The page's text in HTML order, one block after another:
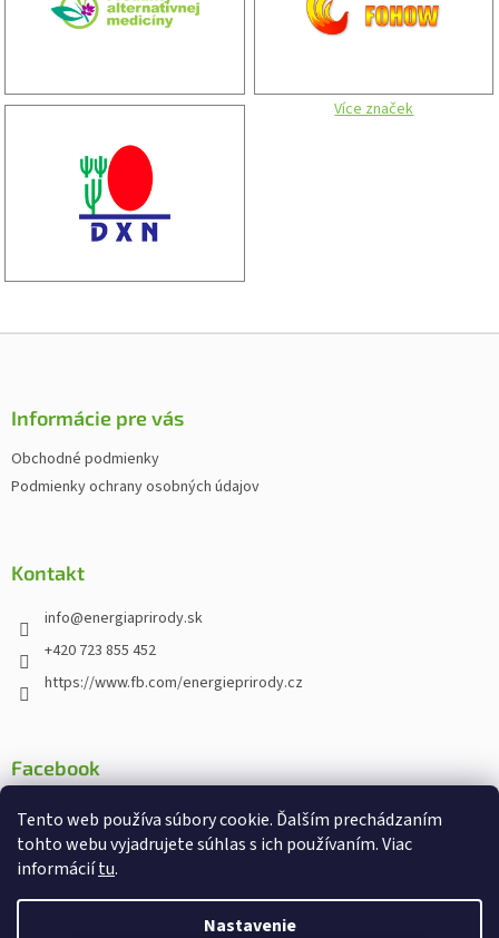
Tento web používa súbory cookie. Ďalším prechádzaním
tohto webu vyjadrujete súhlas s ich používaním. Viac
informáciítu.
Nastavenie
Více značek
Z
Informácie pre vás
Obchodné podmienky
Podmienky ochrany osobných údajov
Kontakt
info@energiaprirody.sk
+420 723 855 452
https://www.fb.com/energieprirody.cz
Facebook